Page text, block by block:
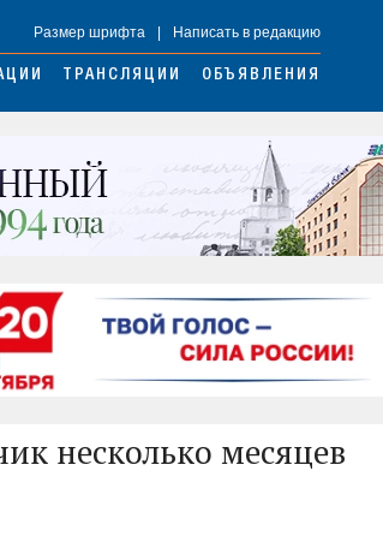
Размер шрифта Написать в редакцию
ТРАНСЛЯЦИИ ОБЪЯВЛЕНИЯ
несколько месяцев